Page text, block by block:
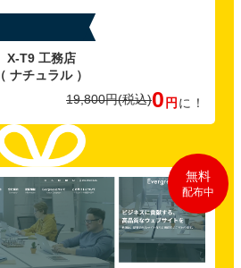
X-T9 工務店
（ ナチュラル ）
19,800円(税込)0 円 に！
無料
配布中